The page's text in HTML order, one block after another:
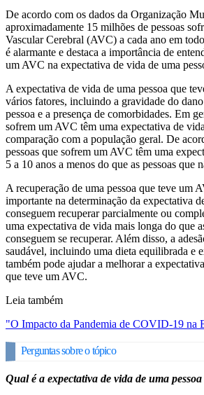
De acordo com os dados da Organização
aproximadamente 15 milhões de pessoas
Vascular Cerebral (AVC) a cada ano em
é alarmante e destaca a importância de
um AVC na expectativa de vida de uma
A expectativa de vida de uma pessoa que
vários fatores, incluindo a gravidade do
pessoa e a presença de comorbidades. Em
sofrem um AVC têm uma expectativa de
comparação com a população geral. De
pessoas que sofrem um AVC têm uma
5 a 10 anos a menos do que as pessoas que
A recuperação de uma pessoa que teve um
importante na determinação da expectativa
conseguem recuperar parcialmente ou
uma expectativa de vida mais longa do que
conseguem se recuperar. Além disso, a
saudável, incluindo uma dieta equilibrada e
também pode ajudar a melhorar a
que teve um AVC.
Leia também
"O Impacto da Pandemia de COVID-19 na
Perguntas sobre o tópico
Qual é a expectativa de vida de uma